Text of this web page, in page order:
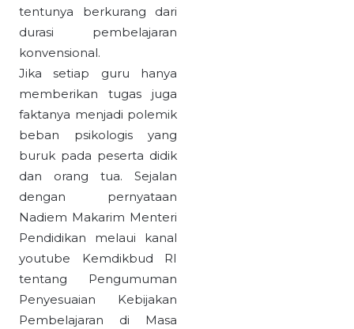
tentunya berkurang dari
durasi pembelajaran
konvensional.
Jika setiap guru hanya
memberikan tugas juga
faktanya menjadi polemik
beban psikologis yang
buruk pada peserta didik
dan orang tua. Sejalan
dengan pernyataan
Nadiem Makarim Menteri
Pendidikan melaui kanal
youtube Kemdikbud RI
tentang Pengumuman
Penyesuaian Kebijakan
Pembelajaran di Masa